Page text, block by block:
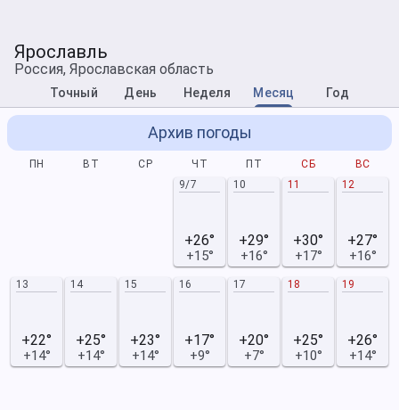
Ярославль
Россия, Ярославская область
Точный День Неделя Месяц Год
Архив погоды
ПН ВТ СР ЧТ ПТ СБ
ВС
9/7
+26°
+15°
10
+29°
+16°
11
+30°
+17°
12
+27°
+16°
13
+22°
+14°
14
+25°
+14°
15
+23°
+14°
16
+17°
+9°
17
+20°
+7°
18
+25°
+10°
19
+26°
+14°